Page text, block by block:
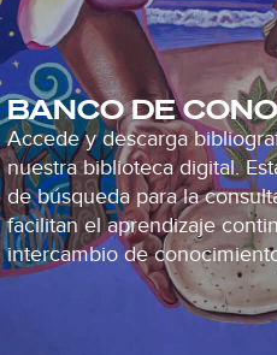
BANCO DE
Accede y descarga
nuestra biblioteca digital.
de búsqueda para la
facilitan el aprendizaje
intercambio de